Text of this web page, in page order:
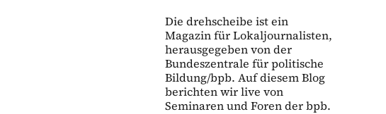
Die drehscheibe ist ein
Magazin für Lokaljournalisten,
herausgegeben von der
Bundeszentrale für politische
Bildung/bpb. Auf diesem Blog
berichten wir live von
Seminaren und Foren der bpb.